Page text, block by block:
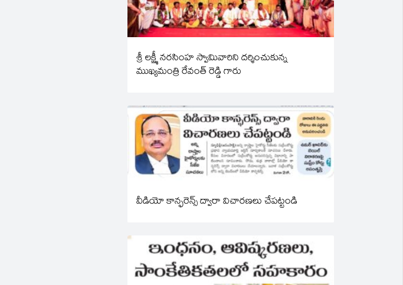
శ్రీ లక్ష్మీ నరసింహ స్వామివారిని దర్శించుకున్న
ముఖ్యమంత్రి రేవంత్ రెడ్డి గారు
వీడియో కాన్ఫరెన్స్ ద్వారా విచారణలు చేపట్టండి